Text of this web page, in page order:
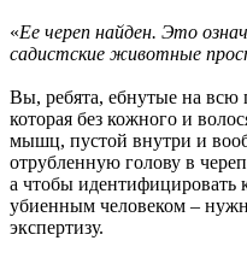
«Ее череп найден. Это
садистские животные
Вы, ребята, ебнутые на всю
которая без кожного и
мышц, пустой внутри и
отрубленную голову в
а чтобы идентифицировать
убиенным человеком –
экспертизу.